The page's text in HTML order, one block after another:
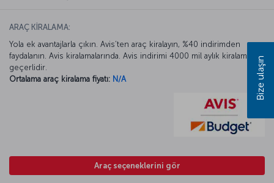
ARAÇ KİRALAMA:
Yola ek avantajlarla çıkın. Avis’ten araç kiralayın, %40 indirimden
faydalanın. Avis kiralamalarında. Avis indirimi 4000 mil aylık kiralamada
geçerlidir.
Ortalama araç kiralama fiyatı: N/A
Araç seçeneklerini gör
Bize ulaşın